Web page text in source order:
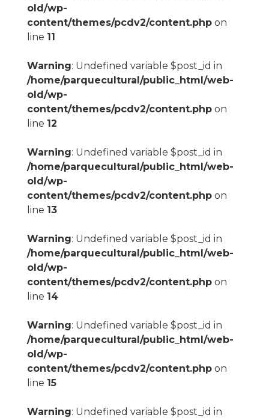
old/wp-
content/themes/pcdv2/content.phpon
line 11
Warning: Undefined variable $post_id in
/home/parquecultural/public_html/web-
old/wp-
content/themes/pcdv2/content.phpon
line 12
Warning: Undefined variable $post_id in
/home/parquecultural/public_html/web-
old/wp-
content/themes/pcdv2/content.phpon
line 13
Warning: Undefined variable $post_id in
/home/parquecultural/public_html/web-
old/wp-
content/themes/pcdv2/content.phpon
line 14
Warning: Undefined variable $post_id in
/home/parquecultural/public_html/web-
old/wp-
content/themes/pcdv2/content.phpon
line 15
Warning: Undefined variable $post_id in